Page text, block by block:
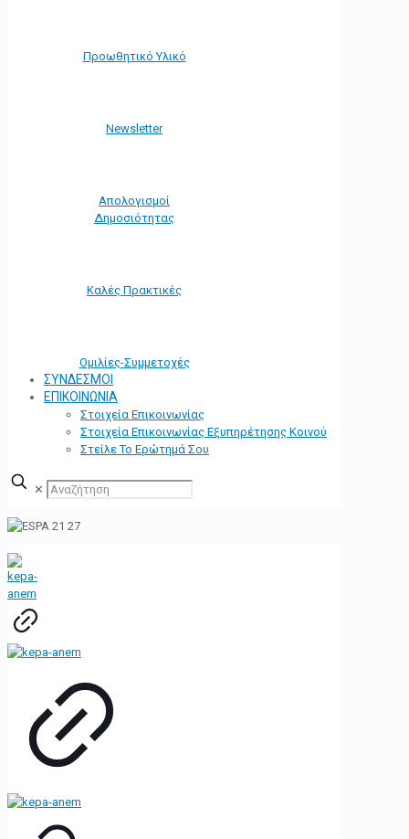
Προωθητικό Υλικό
Νewsletter
Απολογισμοί
Δημοσιότητας
Καλές Πρακτικές
Ομιλίες-Συμμετοχές
ΣΥΝΔΕΣΜΟΙ
ΕΠΙΚΟΙΝΩΝΙΑ
Στοιχεία Επικοινωνίας
Στοιχεία Επικοινωνίας Εξυπηρέτησης Κοινού
Στείλε Το Ερώτημά Σου
✕